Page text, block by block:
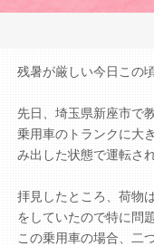
残暑が厳しい今日この
先日、埼玉県新座市で
乗用車のトランクに大
み出した状態で運転さ
拝見したところ、荷物
をしていたので特に問
この乗用車の場合、二